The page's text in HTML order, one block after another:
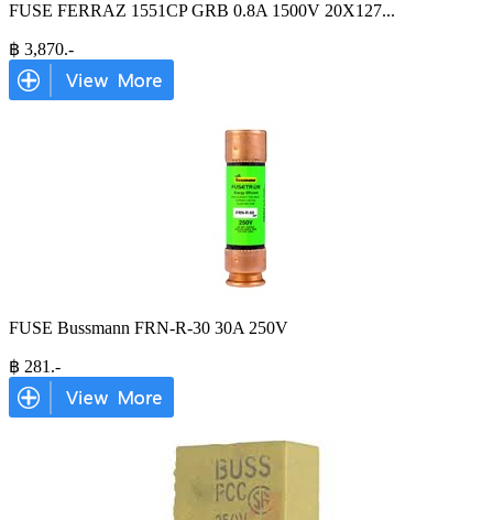
FUSE FERRAZ 1551CP GRB 0.8A 1500V 20X127...
฿ 3,870.-
FUSE Bussmann FRN-R-30 30A 250V
฿ 281 .-